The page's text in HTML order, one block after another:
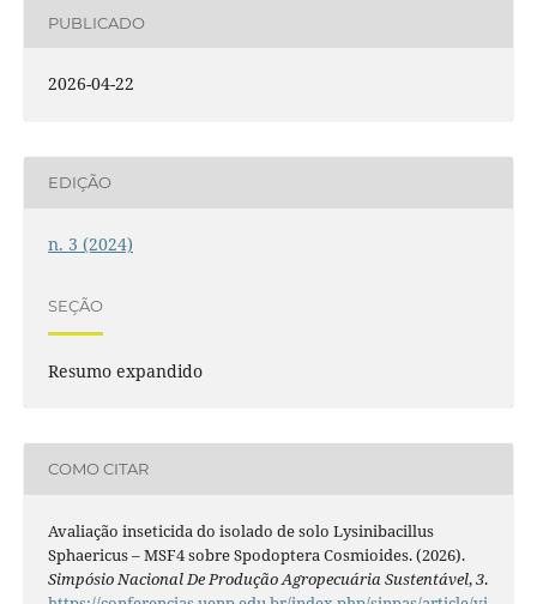
PUBLICADO
2026-04-22
EDIÇÃO
n. 3 (2024)
SEÇÃO
Resumo expandido
COMO CITAR
Avaliação inseticida do isolado de solo Lysinibacillus
Sphaericus – MSF4 sobre Spodoptera Cosmioides. (2026).
Simpósio Nacional De Produção Agropecuária Sustentável,3.